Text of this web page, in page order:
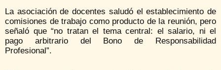
La asociación de docentes saludó el establecimiento de
comisiones de trabajo como producto de la reunión, pero
señaló que “no tratan el tema central: el salario, ni el
pago arbitrario del Bono de Responsabilidad
Profesional”.